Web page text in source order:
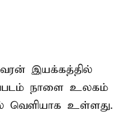
இயக்கத்தில்
நாளை உலகம்
வெளியாக உள்ளது.